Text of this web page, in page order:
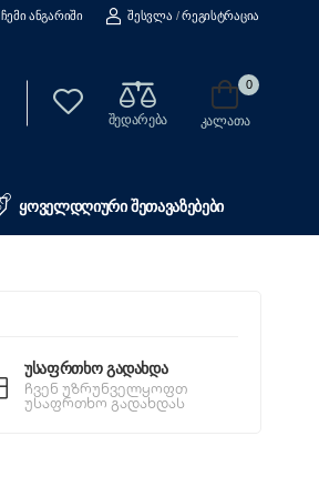
Ჩემი Ანგარიში Შესვლა / Რეგისტრაცია
შედარება
0
კალათა
ყოველდღიური შეთავაზებები
Უსაფრთხო Გადახდა
ჩვენ უზრუნველყოფთ
უსაფრთხო გადახდას